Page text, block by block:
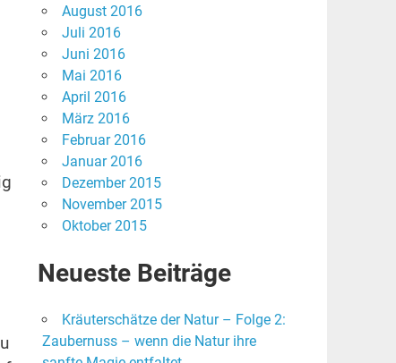
August 2016
Juli 2016
Juni 2016
Mai 2016
April 2016
März 2016
Februar 2016
Januar 2016
Dezember 2015
November 2015
Oktober 2015
Neueste Beiträge
Kräuterschätze der Natur – Folge 2:
Zaubernuss – wenn die Natur ihre